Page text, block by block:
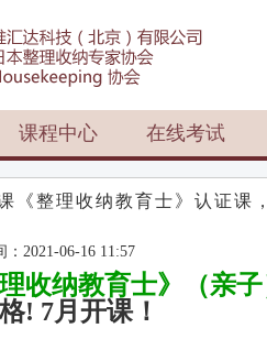
课程中心 在线考试
《整理收纳教育士》认证课
：2021-06-16 11:57
理收纳教育士》（亲子
! 7月开课！